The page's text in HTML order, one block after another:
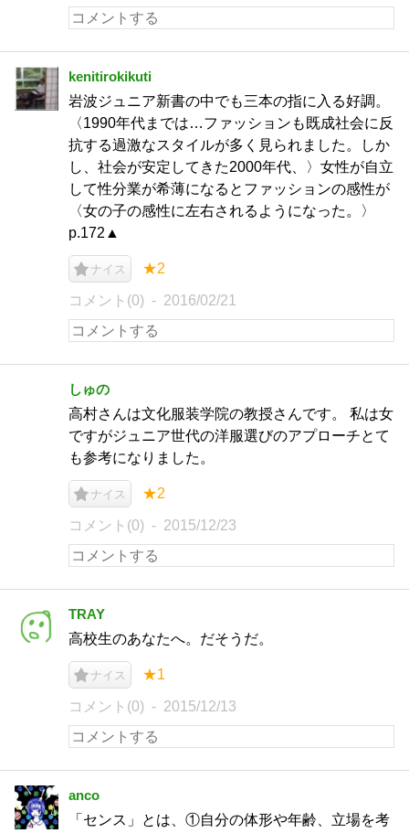
kenitirokikuti
岩波ジュニア新書の中でも三本の指に入る好調。
〈1990年代までは…ファッションも既成社会に反
抗する過激なスタイルが多く見られました。しか
し、社会が安定してきた2000年代、〉女性が自立
して性分業が希薄になるとファッションの感性が
〈女の子の感性に左右されるようになった。〉
p.172▲
ナイス ★2
コメント(0) 2016/02/21
しゅの
高村さんは文化服装学院の教授さんです。 私は女
ですがジュニア世代の洋服選びのアプローチとて
も参考になりました。
ナイス ★2
コメント(0) 2015/12/23
TRAY
高校生のあなたへ。だそうだ。
ナイス ★1
コメント(0) 2015/12/13
anco
「センス」とは、①自分の体形や年齢、立場を考